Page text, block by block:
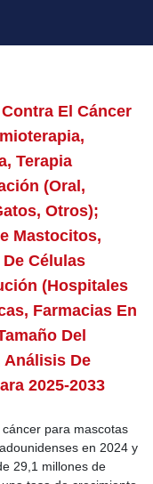
El Cáncer
Terapia
(oral,
Otros);
Mastocitos,
Células
(hospitales
Farmacias En
Del
Análisis De
2025-2033
para mascotas
en 2024 y
29,1 millones de